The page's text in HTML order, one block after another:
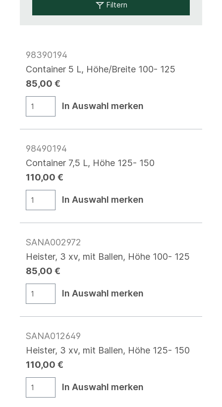
Filtern
98390194
Container 5 L, Höhe/Breite 100- 125
85,00 €
In Auswahl merken
98490194
Container 7,5 L, Höhe 125- 150
110,00 €
In Auswahl merken
SANA002972
Heister, 3 xv, mit Ballen, Höhe 100- 125
85,00 €
In Auswahl merken
SANA012649
Heister, 3 xv, mit Ballen, Höhe 125- 150
110,00 €
In Auswahl merken